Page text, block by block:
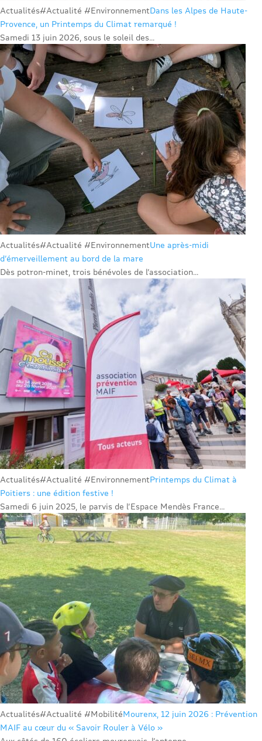
Actualités#Actualité #EnvironnementDans les Alpes de Haute-
Provence, un Printemps du Climat remarqué !
Samedi 13 juin 2026, sous le soleil des...
Actualités#Actualité #EnvironnementUne après-midi
d’émerveillement au bord de la mare
Dès potron-minet, trois bénévoles de l’association...
Actualités#Actualité #EnvironnementPrintemps du Climat à
Poitiers : une édition festive !
Samedi 6 juin 2025, le parvis de l’Espace Mendès France...
Actualités#Actualité #MobilitéMourenx, 12 juin 2026 : Prévention
MAIF au cœur du « Savoir Rouler à Vélo »